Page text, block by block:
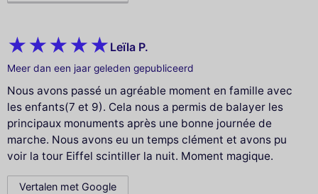
Leïla P.
Meer dan een jaar geleden gepubliceerd
Nous avons passé un agréable moment en famille avec
les enfants(7 et 9). Cela nous a permis de balayer les
principaux monuments après une bonne journée de
marche. Nous avons eu un temps clément et avons pu
voir la tour Eiffel scintiller la nuit. Moment magique.
Vertalen met Google